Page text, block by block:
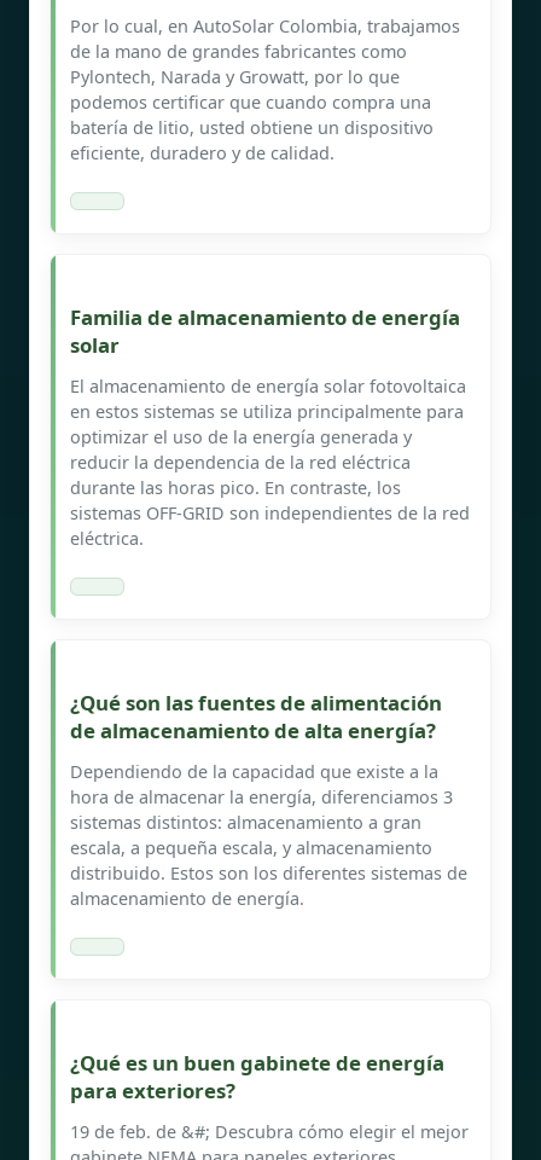
Por lo cual, en AutoSolar Colombia, trabajamos
de la mano de grandes fabricantes como
Pylontech, Narada y Growatt, por lo que
podemos certificar que cuando compra una
batería de litio, usted obtiene un dispositivo
eficiente, duradero y de calidad.
Familia de almacenamiento de energía
solar
El almacenamiento de energía solar fotovoltaica
en estos sistemas se utiliza principalmente para
optimizar el uso de la energía generada y
reducir la dependencia de la red eléctrica
durante las horas pico. En contraste, los
sistemas OFF-GRID son independientes de la red
eléctrica.
¿Qué son las fuentes de alimentación
de almacenamiento de alta energía?
Dependiendo de la capacidad que existe a la
hora de almacenar la energía, diferenciamos 3
sistemas distintos: almacenamiento a gran
escala, a pequeña escala, y almacenamiento
distribuido. Estos son los diferentes sistemas de
almacenamiento de energía.
¿Qué es un buen gabinete de energía
para exteriores?
19 de feb. de &#; Descubra cómo elegir el mejor